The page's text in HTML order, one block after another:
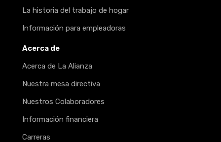
La historia del trabajo de hogar
Información para empleadoras
Acerca de
Acerca de La Alianza
Nuestra mesa directiva
Nuestros Colaboradores
Información financiera
Carreras